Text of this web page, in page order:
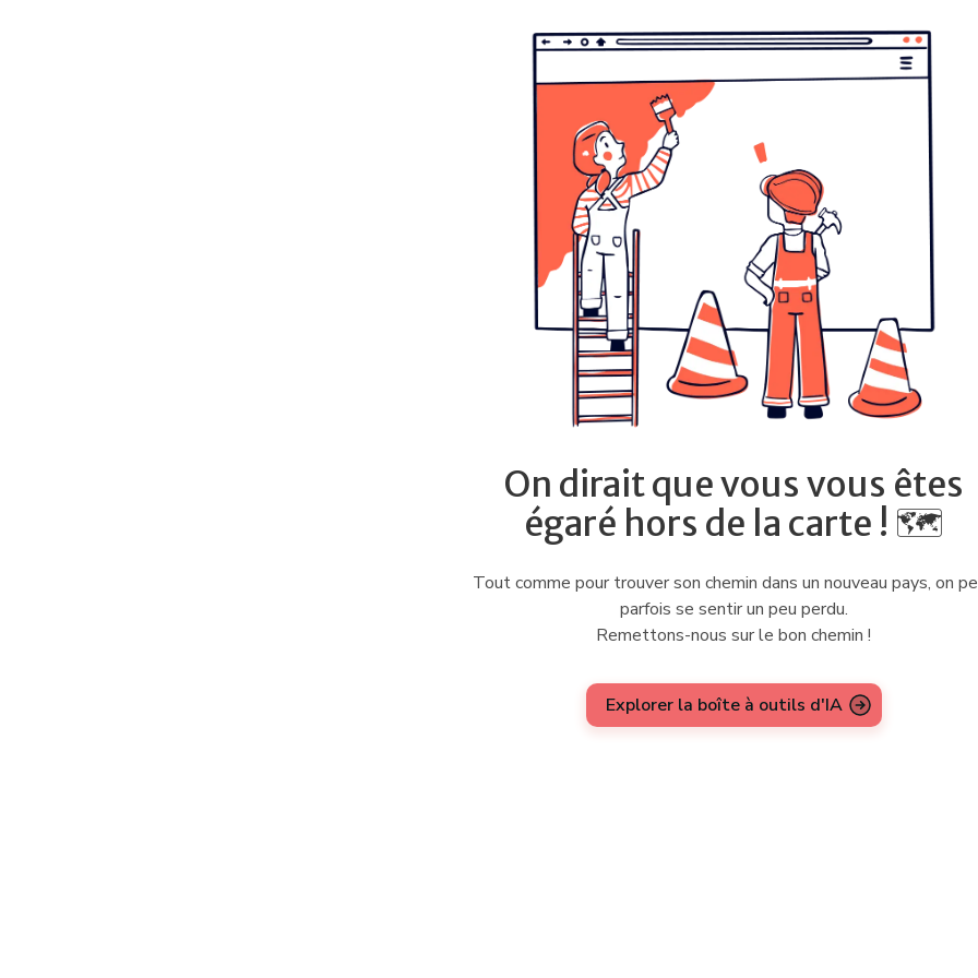
On dirait que vous vous êtes
égaré hors de la carte ! 🗺️
Tout comme pour trouver son chemin dans un nouveau pays, on
parfois se sentir un peu perdu.
Remettons-nous sur le bon chemin !
Explorer la boîte à outils d'IA